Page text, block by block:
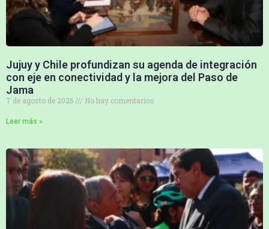
Jujuy y Chile profundizan su agenda de integración
con eje en conectividad y la mejora del Paso de
Jama
7 de agosto de 2026 No hay comentarios
Leer más »